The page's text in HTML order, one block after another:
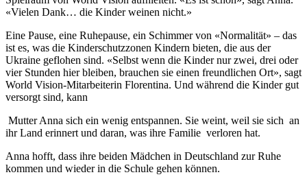
«Vielen Dank… die Kinder weinen nicht.»
Eine Pause, eine Ruhepause, ein Schimmer von «Normalität» – das
ist es, was die Kinderschutzzonen Kindern bieten, die aus der
Ukraine geflohen sind. «Selbst wenn die Kinder nur zwei, drei oder
vier Stunden hier bleiben, brauchen sie einen freundlichen Ort», sagt
World Vision-Mitarbeiterin Florentina. Und während die Kinder gut
versorgt sind, kann
Mutter Anna sich ein wenig entspannen. Sie weint, weil sie sich an
ihr Land erinnert und daran, was ihre Familie verloren hat.
Anna hofft, dass ihre beiden Mädchen in Deutschland zur Ruhe
kommen und wieder in die Schule gehen können.